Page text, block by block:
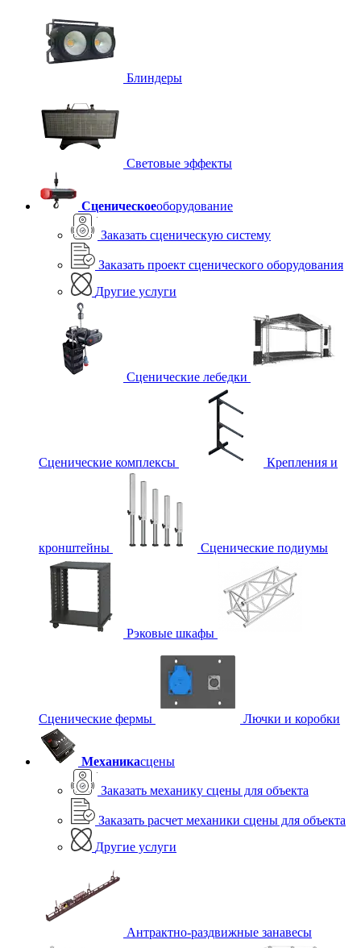
Блиндеры
Световые эффекты
Сценическоеоборудование
Заказать сценическую систему
Заказать проект сценического оборудования
Другие услуги
Сценические лебедки
Сценические комплексы Крепления и
кронштейны Сценические подиумы
Рэковые шкафы
Сценические фермы Лючки и коробки
Механикасцены
Заказать механику сцены для объекта
Заказать расчет механики сцены для объекта
Другие услуги
Антрактно-раздвижные занавесы